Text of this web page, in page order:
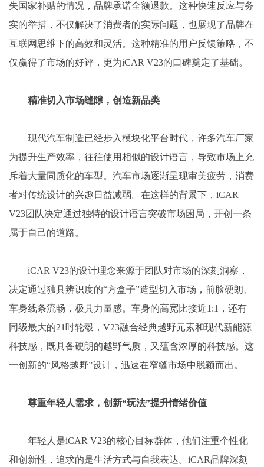
失国家补贴的情况，品牌承诺全额退款。这种快速反应与务
实的举措，不仅解决了消费者的实际问题，也展现了品牌在
互联网思维下的高效和灵活。这种精准的用户反馈策略，不
仅赢得了市场的好评，更为iCAR V23的口碑奠定了基础。
精准切入市场缝隙，创造新品类
现代汽车制造已经步入模块化平台时代，许多汽车厂家
为提升生产效率，往往使用相似的设计语言，导致市场上充
斥着大量同质化的车型。汽车市场逐渐呈现审美疲劳，消费
者对传统设计的兴趣日益减弱。在这样的背景下，iCAR
V23团队决定通过独特的设计语言突破市场困局，开创一条
属于自己的道路。
iCAR V23的设计理念来源于团队对市场的深刻洞察，
决定通过独具辨识度的“方盒子”造型切入市场，前脸硬朗、
车身线条流畅，极具力量感。车身的高宽比接近1:1，还有
同级最大的21吋轮毂，V23融合经典越野元素和现代新能源
科技感，既具备硬朗的越野气质，又蕴含浓厚的科技感。这
一创新的“风格越野”设计，迅速在窄缝市场中脱颖而出。
尊重年轻人需求，创新“玩法”提升情绪价值
年轻人是iCAR V23的核心目标群体，他们注重个性化
和创新性，追求的是生活方式与自我表达。iCAR品牌深刻